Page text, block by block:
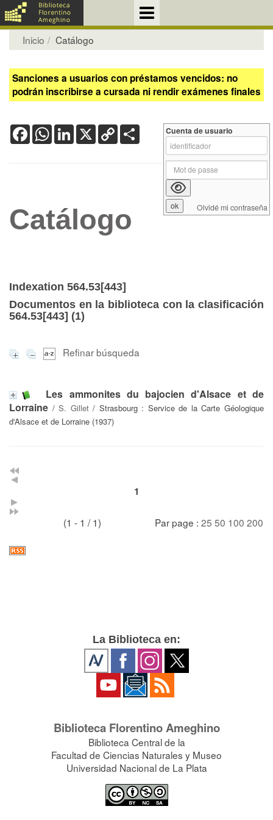
Inicio Catálogo
Sanciones a usuarios con préstamos vencidos: no
podrán inscribirse a cursada ni rendir exámenes finales
FacebookWhatsApp
LinkedIn
X Copy
Link
Catálogo
Indexation 564.53[443]
Documentos en la biblioteca con la clasificación
564.53[443] (1)
Refinar búsqueda
Les ammonites du bajocien d'Alsace et de
Lorraine /S. Gillet/ Strasbourg : Service de la Carte Géologique
d'Alsace et de Lorraine (1937)
1
(1 - 1 / 1) Par page : 25 50 100 200
Cuenta de usuario
Olvidé mi contraseña
La Biblioteca en:
Biblioteca Florentino Ameghino
Biblioteca Central de la
Facultad de Ciencias Naturales y Museo
Universidad Nacional de La Plata